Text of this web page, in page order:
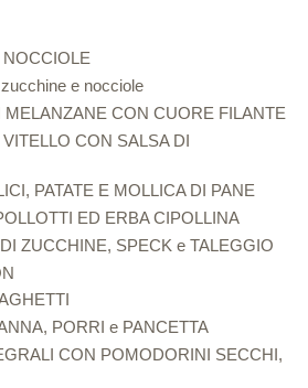
e nocciole
MELANZANE CON CUORE FILANTE
CON SALSA DI
PATATE E MOLLICA DI PANE
ED ERBA CIPOLLINA
ZUCCHINE, SPECK e TALEGGIO
PORRI e PANCETTA
CON POMODORINI SECCHI,